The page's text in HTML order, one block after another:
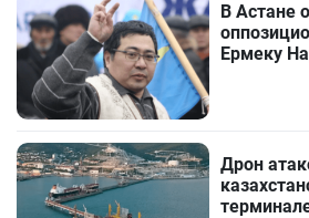
В Астане
Ермеку
Дрон